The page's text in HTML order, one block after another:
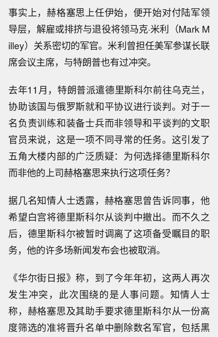
事实上，赫格塞思上任伊始，便开始对付陆军领
导层，解雇或排挤与退役将领马克·米利（Mark M
illey）关系密切的军官。米利曾担任美军参谋长联
席会议主席，与特朗普也有过冲突。
去年11月，特朗普派遣德里斯科尔前往乌克兰，
协助该国与俄罗斯就和平协议进行谈判。对于一
名负责训练和装备士兵而非领导和平谈判的文职
官员来说，这是一项不同寻常的任务。这引发了
五角大楼内部的广泛质疑：为何选择德里斯科尔
而非他的上司赫格塞思来执行这项任务？
据几名知情人士透露，赫格塞思曾告诉同事，他
希望白宫将德里斯科尔从谈判中撤出。而不久之
后，德里斯科尔被暂时调离了这项备受瞩目的职
务，他的许多场新闻发布会也被取消。
《华尔街日报》称，到了今年年初，这两人再次
发生冲突，此次围绕的是人事问题。知情人士
称，赫格塞思及其助手要求德里斯科尔从一份高
度筛选的准将晋升名单中删除数名军官，包括黑